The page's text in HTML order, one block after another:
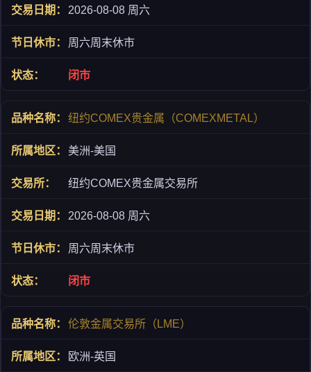
2026-08-08 周六
周六周末休市
闭市
纽约COMEX贵金属（COMEXMETAL）
美洲-美国
纽约COMEX贵金属交易所
2026-08-08 周六
周六周末休市
闭市
伦敦金属交易所（LME）
欧洲-英国